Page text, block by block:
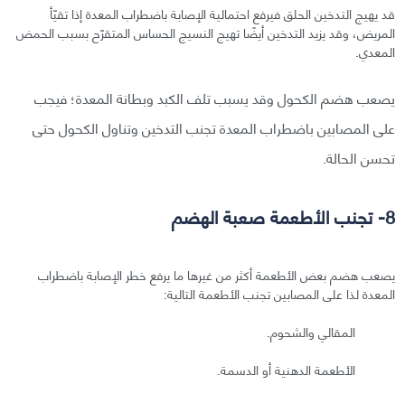
قد يهيج التدخين الحلق فيرفع احتمالية الإصابة باضطراب المعدة إذا تقيّأ
المريض، وقد يزيد التدخين أيضًا تهيج النسيج الحساس المتقرّح بسبب الحمض
المعدي.
يصعب هضم الكحول وقد يسبب تلف الكبد وبطانة المعدة؛ فيجب
على المصابين باضطراب المعدة تجنب التدخين وتناول الكحول حتى
تحسن الحالة.
8- تجنب الأطعمة صعبة الهضم
يصعب هضم بعض الأطعمة أكثر من غيرها ما يرفع خطر الإصابة باضطراب
المعدة لذا على المصابين تجنب الأطعمة التالية:
المقالي والشحوم.
الأطعمة الدهنية أو الدسمة.